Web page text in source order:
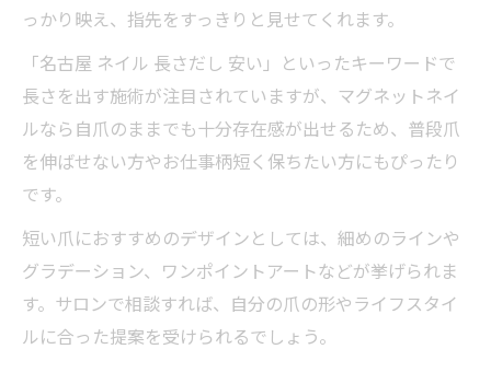
っかり映え、指先をすっきりと見せてくれます。
「名古屋 ネイル 長さだし 安い」といったキーワードで
長さを出す施術が注目されていますが、マグネットネイ
ルなら自爪のままでも十分存在感が出せるため、普段爪
を伸ばせない方やお仕事柄短く保ちたい方にもぴったり
です。
短い爪におすすめのデザインとしては、細めのラインや
グラデーション、ワンポイントアートなどが挙げられま
す。サロンで相談すれば、自分の爪の形やライフスタイ
ルに合った提案を受けられるでしょう。